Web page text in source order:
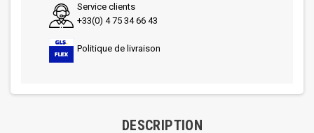
Service clients
+33(0) 4 75 34 66 43
Politique de livraison
DESCRIPTION